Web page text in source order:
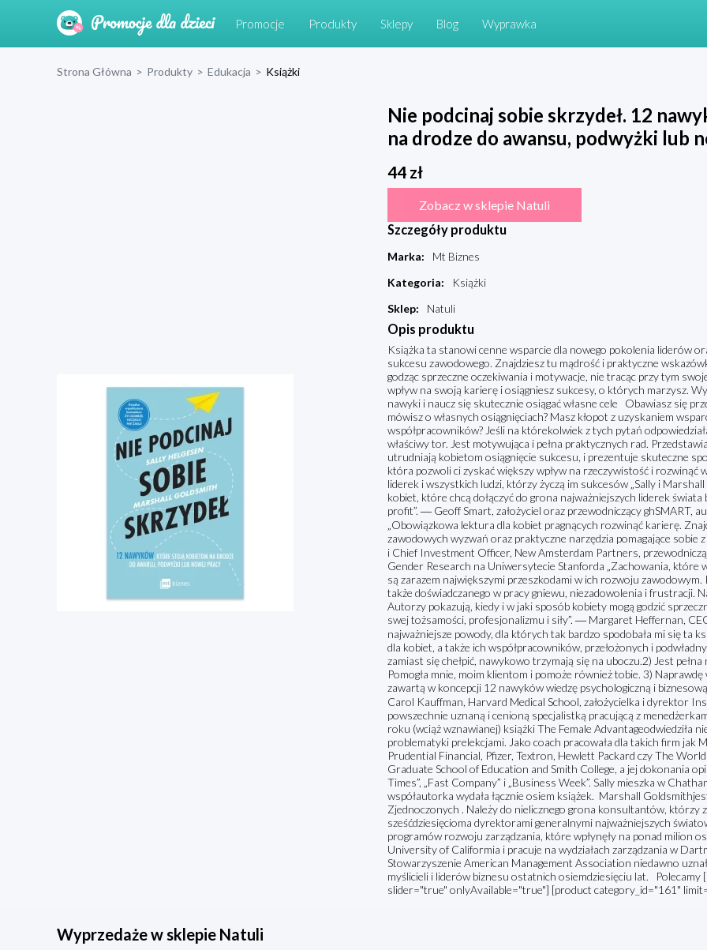
Promocje Produkty Sklepy Blog Wyprawka
Strona Główna > Produkty > Edukacja > Książki
Nie podcinaj sobie skrzydeł. 12
na drodze do awansu, podwyżki lub
44zł
Zobacz w sklepie Natuli
Szczegóły produktu
Marka:
Mt Biznes
Kategoria:
Książki
Sklep: Natuli
Opis produktu
Książka ta stanowi cenne wsparcie dla nowego pokolenia liderów
sukcesu zawodowego. Znajdziesz tu mądrość i praktyczne
godząc sprzeczne oczekiwania i motywacje, nie tracąc przy tym
wpływ na swoją karierę i osiągniesz sukcesy, o których marzysz.
nawyki i naucz się skutecznie osiągać własne cele Obawiasz się
mówisz o własnych osiągnięciach? Masz kłopot z uzyskaniem
współpracowników? Jeśli na którekolwiek z tych pytań
właściwy tor. Jest motywująca i pełna praktycznych rad.
utrudniają kobietom osiągnięcie sukcesu, i prezentuje skuteczne
która pozwoli ci zyskać większy wpływ na rzeczywistość i
liderek i wszystkich ludzi, którzy życzą im sukcesów „Sally i
kobiet, które chcą dołączyć do grona najważniejszych liderek
profit”. ― Geoff Smart, założyciel oraz przewodniczący ghSMART,
„Obowiązkowa lektura dla kobiet pragnących rozwinąć karierę.
zawodowych wyzwań oraz praktyczne narzędzia pomagające sobie
i Chief Investment Officer, New Amsterdam Partners,
Gender Research na Uniwersytecie Stanforda „Zachowania, które
są zarazem największymi przeszkodami w ich rozwoju
także doświadczanego w pracy gniewu, niezadowolenia i frustracji.
Autorzy pokazują, kiedy i w jaki sposób kobiety mogą godzić
swej tożsamości, profesjonalizmu i siły”. ― Margaret Heffernan,
najważniejsze powody, dla których tak bardzo spodobała mi się ta
dla kobiet, a także ich współpracowników, przełożonych i
zamiast się chełpić, nawykowo trzymają się na uboczu.2) Jest
Pomogła mnie, moim klientom i pomoże również tobie. 3)
zawartą w koncepcji 12 nawyków wiedzę psychologiczną i
Carol Kauffman, Harvard Medical School, założycielka i dyrektor
powszechnie uznaną i cenioną specjalistką pracującą z
roku (wciąż wznawianej) książki The Female Advantageodwiedziła
problematyki prelekcjami. Jako coach pracowała dla takich firm
Prudential Financial, Pfizer, Textron, Hewlett Packard czy The
Graduate School of Education and Smith College, a jej dokonania
Times”, „Fast Company” i „Business Week”. Sally mieszka w
współautorka wydała łącznie osiem książek. Marshall
Zjednoczonych . Należy do nielicznego grona konsultantów, którzy
sześćdziesięcioma dyrektorami generalnymi najważniejszych
programów rozwoju zarządzania, które wpłynęły na ponad milion
University of Califormia i pracuje na wydziałach zarządzania w
Stowarzyszenie American Management Association niedawno
myślicieli i liderów biznesu ostatnich osiemdziesięciu lat.
slider="true" onlyAvailable="true"] [product category_id="161"
Wyprzedaże w sklepie Natuli